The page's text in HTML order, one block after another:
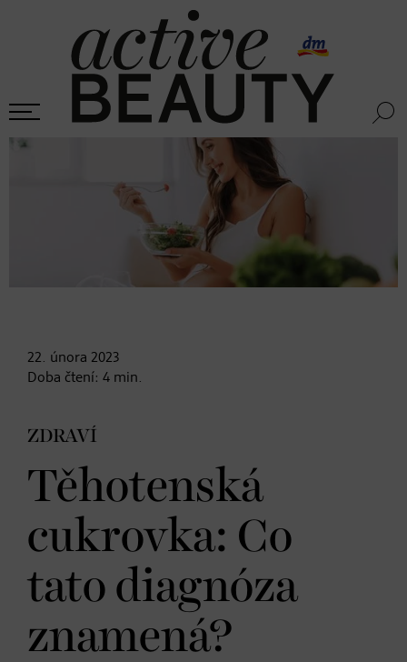
22. února 2023
Doba čtení: 4 min.
ZDRAVÍ
Těhotenská
cukrovka: Co
tato diagnóza
znamená?